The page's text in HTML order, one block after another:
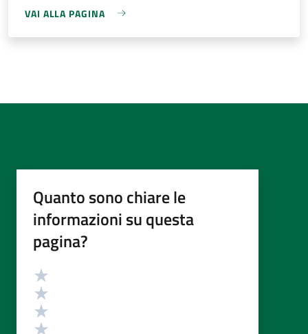
VAI ALLA PAGINA
Quanto sono chiare le
informazioni su questa
pagina?
Valutazione